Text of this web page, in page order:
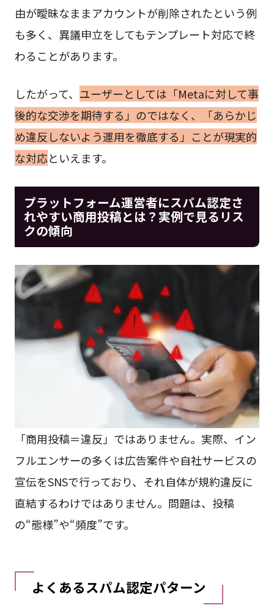
由が曖昧なままアカウントが削除されたという例
も多く、異議申立をしてもテンプレート対応で終
わることがあります。
したがって、 ユーザーとしては「Metaに対して事
後的な交渉を期待する」のではなく、「あらかじ
め違反しないよう運用を徹底する」ことが現実的
な対応といえます。
プラットフォーム運営者にスパム認定さ
れやすい商用投稿とは？実例で見るリス
クの傾向
「商用投稿＝違反」ではありません。実際、イン
フルエンサーの多くは広告案件や自社サービスの
宣伝をSNSで行っており、それ自体が規約違反に
直結するわけではありません。問題は、投稿
の“態様”や“頻度”です。
よくあるスパム認定パターン